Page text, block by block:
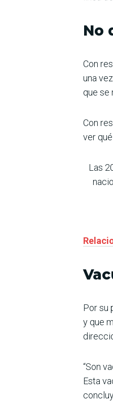
No
Con
una
que se
Con
ver
Las
Por su
y que
“Son
Esta